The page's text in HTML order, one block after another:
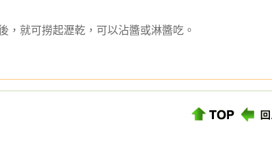
，就可撈起瀝乾，可以沾醬或淋醬吃。